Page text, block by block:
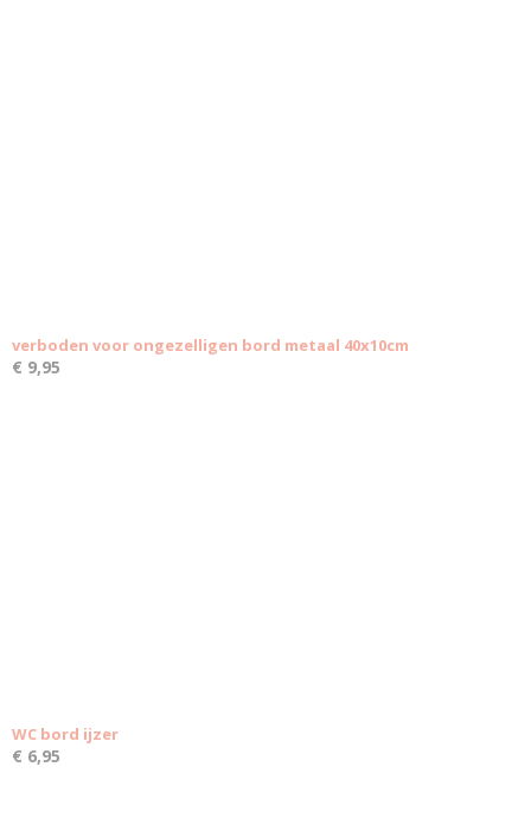
verboden voor ongezelligen bord metaal 40x10cm
€ 9,95
WC bord ijzer
€ 6,95